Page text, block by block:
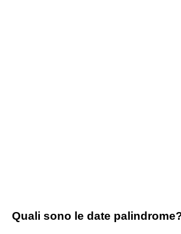
Quali sono le date